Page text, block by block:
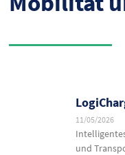
11/05/2026
und